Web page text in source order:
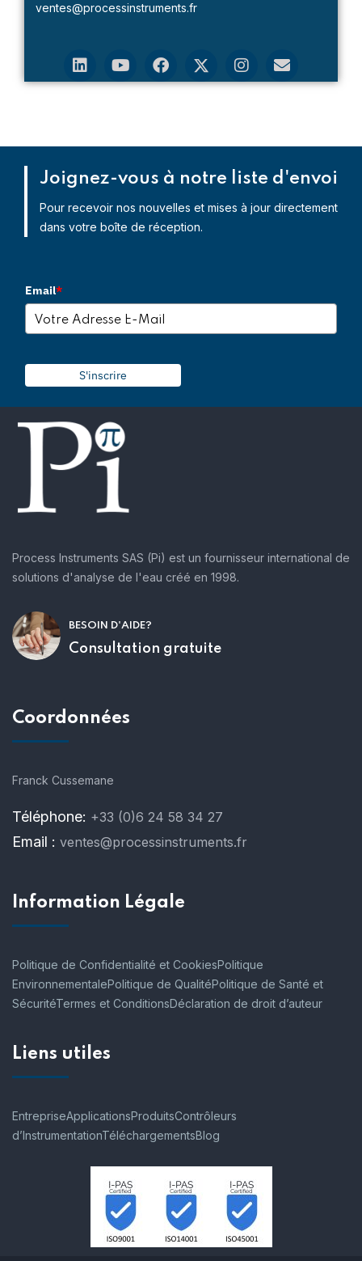
ventes@processinstruments.fr
Joignez-vous à notre liste d'envoi
Pour recevoir nos nouvelles et mises à jour directement
dans votre boîte de réception.
Email*
S'inscrire
Process Instruments SAS (Pi) est un fournisseur international de
solutions d'analyse de l'eau créé en 1998.
BESOIN D'AIDE?
Consultation gratuite
Coordonnées
Franck Cussemane
Téléphone: +33 (0)6 24 58 34 27
Email : ventes@processinstruments.fr
Information Légale
Politique de Confidentialité et CookiesPolitique
EnvironnementalePolitique de QualitéPolitique de Santé et
SécuritéTermes et ConditionsDéclaration de droit d’auteur
Liens utiles
EntrepriseApplicationsProduitsContrôleurs
d’InstrumentationTéléchargementsBlog